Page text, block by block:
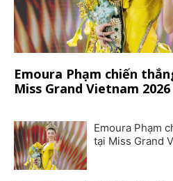
Emoura Phạm chiến
Miss Grand Vietnam 2026
Emoura Phạm
tại Miss Grand